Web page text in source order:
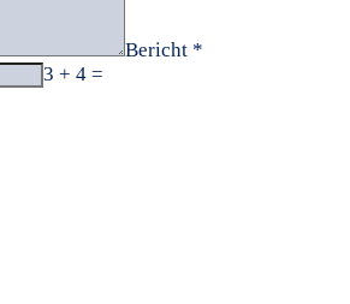
Bericht *
3 + 4 =